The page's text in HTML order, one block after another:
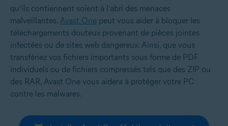
qu’ils contiennent soient à l’abri des menaces
malveillantes. Avast One peut vous aider à bloquer les
téléchargements douteux provenant de pièces jointes
infectées ou de sites web dangereux. Ainsi, que vous
transfériez vos fichiers importants sous forme de PDF
individuels ou de fichiers compressés tels que des ZIP ou
des RAR, Avast One vous aidera à protéger votre PC
contre les malwares.